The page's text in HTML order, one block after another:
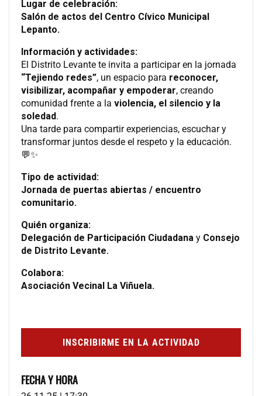
Lugar de celebración:
Salón de actos del Centro Cívico Municipal
Lepanto.
Información y actividades:
El Distrito Levante te invita a participar en la jornada
“Tejiendo redes”, un espacio para reconocer,
visibilizar, acompañar y empoderar, creando
comunidad frente a la violencia, el silencio y la
soledad.
Una tarde para compartir experiencias, escuchar y
transformar juntos desde el respeto y la educación.
💬✨
Tipo de actividad:
Jornada de puertas abiertas / encuentro
comunitario.
Quién organiza:
Delegación de Participación Ciudadana y Consejo
de Distrito Levante.
Colabora:
Asociación Vecinal La Viñuela.
INSCRIBIRME EN LA ACTIVIDAD
FECHA Y HORA